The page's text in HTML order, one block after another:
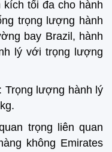
kích tối đa cho hành
trọng lượng hành
bay Brazil, hành
lý với trọng lượng
lượng hành lý
trọng liên quan
không Emirates